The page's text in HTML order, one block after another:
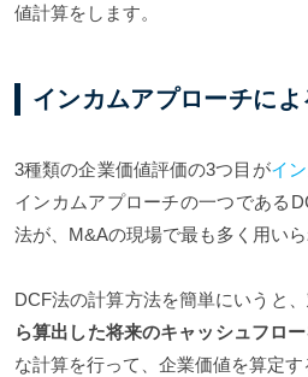
値計算をします。
インカムアプローチに
3種類の企業価値評価の3つ目がイ
インカムアプローチの一つである
法が、M&Aの現場で最も多く用いら
DCF法の計算方法を簡単にいうと、
ら算出した将来のキャッシュフロ
な計算を行って、企業価値を算定す